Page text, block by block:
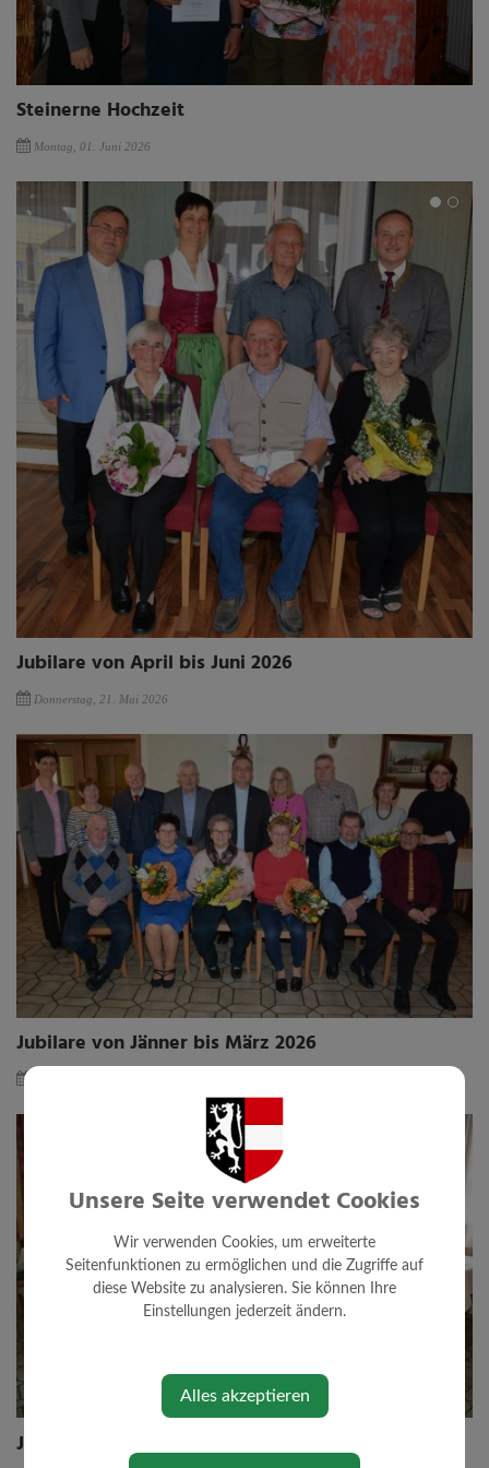
Steinerne Hochzeit
Montag, 01. Juni 2026
Jubilare von April bis Juni 2026
Donnerstag, 21. Mai 2026
Jubilare von Jänner bis März 2026
Jubilare von Juli bis September 2025
Unsere Seite verwendet Cookies
Wir verwenden Cookies, um erweiterte
Seitenfunktionen zu ermöglichen und die Zugriffe auf
diese Website zu analysieren. Sie können Ihre
Einstellungen jederzeit ändern.
Alles akzeptieren